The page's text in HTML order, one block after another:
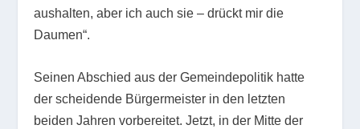
aushalten, aber ich auch sie – drückt mir die
Daumen“.
Seinen Abschied aus der Gemeindepolitik hatte
der scheidende Bürgermeister in den letzten
beiden Jahren vorbereitet. Jetzt, in der Mitte der